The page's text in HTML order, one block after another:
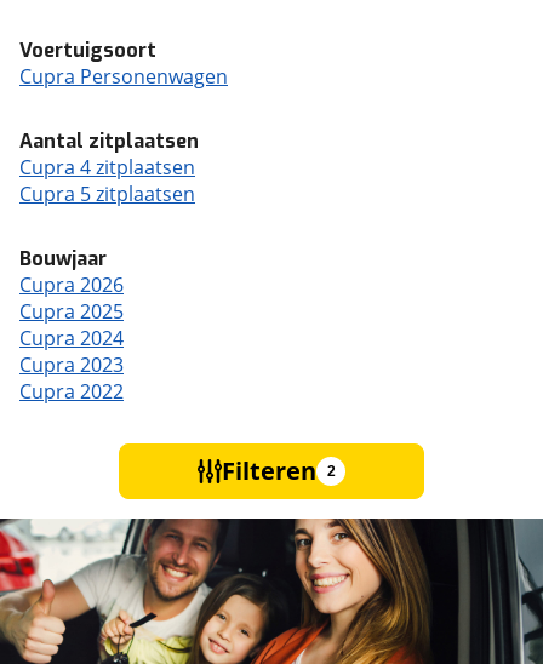
Voertuigsoort
Cupra Personenwagen
Aantal zitplaatsen
Cupra 4 zitplaatsen
Cupra 5 zitplaatsen
Bouwjaar
Cupra 2026
Cupra 2025
Cupra 2024
Cupra 2023
Cupra 2022
Filteren 2